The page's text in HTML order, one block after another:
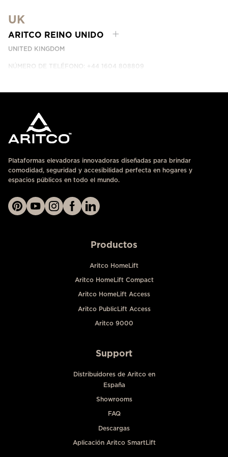
CONTÁCTANOS
UK
ARITCO REINO UNIDO
UNITED KINGDOM
NÚMERO DE TELÉFONO: +44 1604 808809
Plataformas elevadoras innovadoras diseñadas para brindar
comodidad, seguridad y accesibilidad perfecta en hogares y
espacios públicos en todo el mundo.
Productos
Aritco HomeLift
Aritco HomeLift Compact
Aritco HomeLift Access
Aritco PublicLift Access
Aritco 9000
Support
Distribuidores de Aritco en
España
Showrooms
FAQ
Descargas
Aplicación Aritco SmartLift